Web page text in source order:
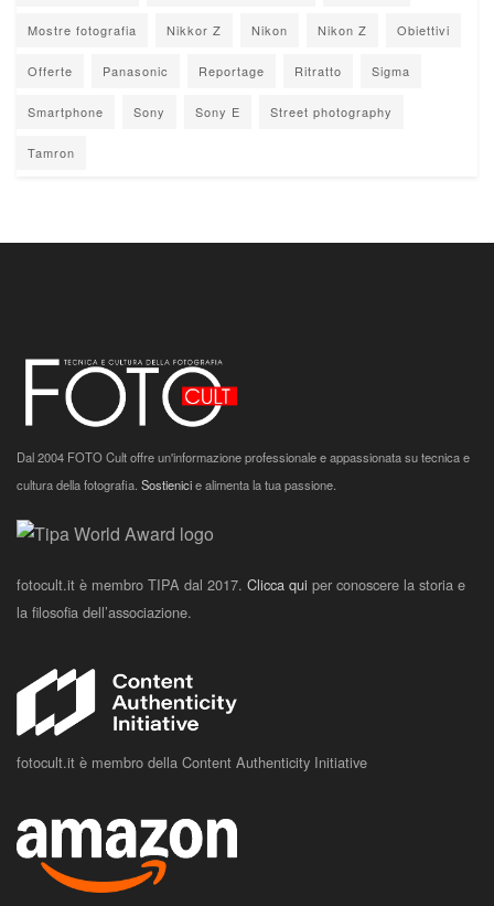
Mostre fotografia Nikkor Z Nikon Nikon Z Obiettivi
Offerte Panasonic Reportage Ritratto Sigma
Smartphone Sony Sony E Street photography
Tamron
Dal 2004 FOTO Cult offre un'informazione professionale e appassionata su tecnica e
cultura della fotografia. Sostienicie alimenta la tua passione.
fotocult.it è membro TIPA dal 2017. Clicca qui per conoscere la storia e
la filosofia dell’associazione.
fotocult.it è membro della Content Authenticity Initiative